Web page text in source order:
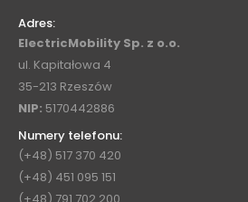
Adres:
ElectricMobility Sp. z o.o.
ul. Kapitałowa 4
35-213 Rzeszów
NIP: 5170442886
Numery telefonu:
(+48) 517 370 420
(+48) 451 095 151